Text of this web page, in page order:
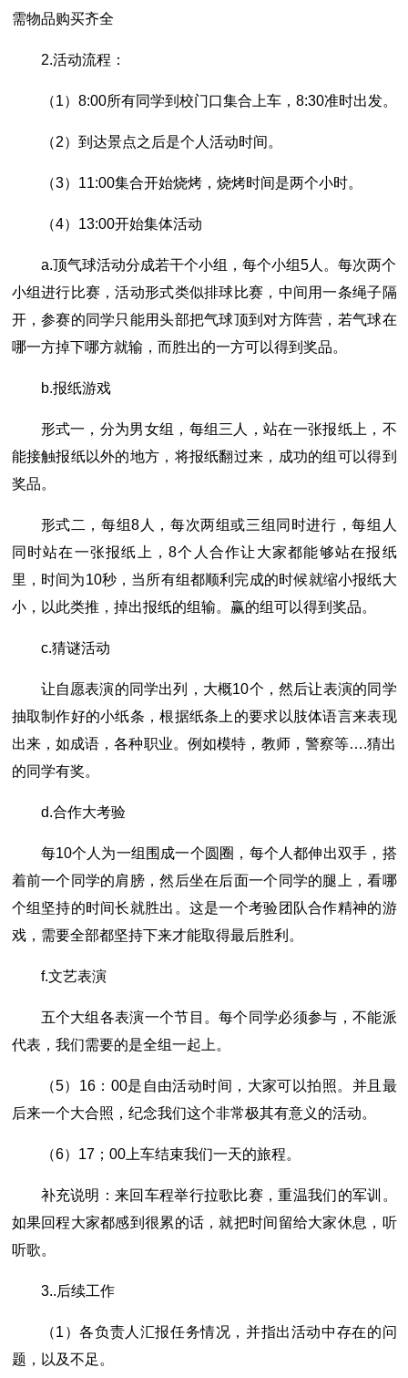
需物品购买齐全
2.活动流程：
（1）8:00所有同学到校门口集合上车，8:30准时出发。
（2）到达景点之后是个人活动时间。
（3）11:00集合开始烧烤，烧烤时间是两个小时。
（4）13:00开始集体活动
a.顶气球活动分成若干个小组，每个小组5人。每次两个
小组进行比赛，活动形式类似排球比赛，中间用一条绳子隔
开，参赛的同学只能用头部把气球顶到对方阵营，若气球在
哪一方掉下哪方就输，而胜出的一方可以得到奖品。
b.报纸游戏
形式一，分为男女组，每组三人，站在一张报纸上，不
能接触报纸以外的地方，将报纸翻过来，成功的组可以得到
奖品。
形式二，每组8人，每次两组或三组同时进行，每组人
同时站在一张报纸上，8个人合作让大家都能够站在报纸
里，时间为10秒，当所有组都顺利完成的时候就缩小报纸大
小，以此类推，掉出报纸的组输。赢的组可以得到奖品。
c.猜谜活动
让自愿表演的同学出列，大概10个，然后让表演的同学
抽取制作好的小纸条，根据纸条上的要求以肢体语言来表现
出来，如成语，各种职业。例如模特，教师，警察等….猜出
的同学有奖。
d.合作大考验
每10个人为一组围成一个圆圈，每个人都伸出双手，搭
着前一个同学的肩膀，然后坐在后面一个同学的腿上，看哪
个组坚持的时间长就胜出。这是一个考验团队合作精神的游
戏，需要全部都坚持下来才能取得最后胜利。
f.文艺表演
五个大组各表演一个节目。每个同学必须参与，不能派
代表，我们需要的是全组一起上。
（5）16：00是自由活动时间，大家可以拍照。并且最
后来一个大合照，纪念我们这个非常极其有意义的活动。
（6）17；00上车结束我们一天的旅程。
补充说明：来回车程举行拉歌比赛，重温我们的军训。
如果回程大家都感到很累的话，就把时间留给大家休息，听
听歌。
3..后续工作
（1）各负责人汇报任务情况，并指出活动中存在的问
题，以及不足。